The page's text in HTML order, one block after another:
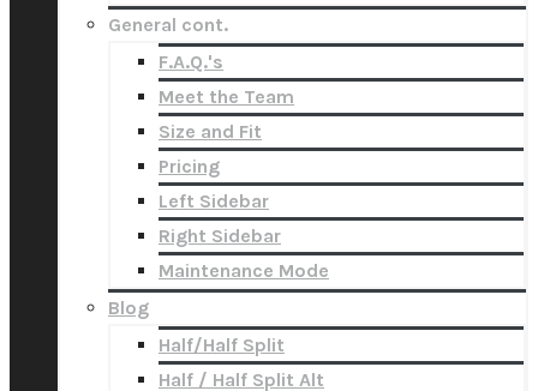
General cont.
F.A.Q.'s
Meet the Team
Size and Fit
Pricing
Left Sidebar
Right Sidebar
Maintenance Mode
Blog
Half/Half Split
Half / Half Split Alt